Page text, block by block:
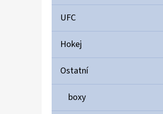
UFC
Hokej
Ostatní
boxy